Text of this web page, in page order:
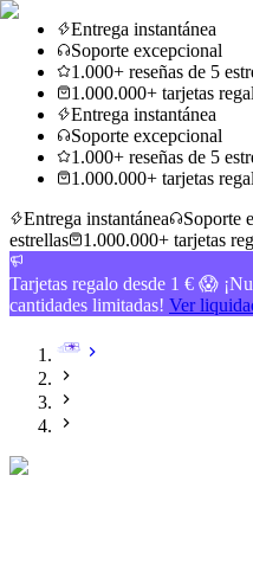
Entrega instantánea
Soporte excepcional
1.000+ reseñas de 5
1.000.000+ tarjetas
Entrega instantánea
Soporte excepcional
1.000+ reseñas de 5
1.000.000+ tarjetas
Entrega instantánea
Soporte
estrellas
1.000.000+ tarjetas
Tarjetas regalo desde 1 € 😱
cantidades limitadas! Ver